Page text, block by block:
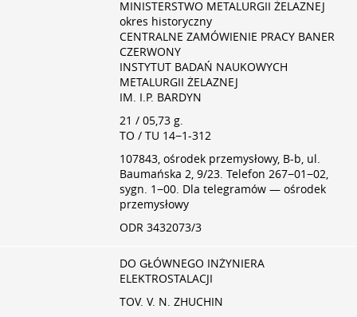
MINISTERSTWO METALURGII ŻELAZNEJ
okres historyczny
CENTRALNE ZAMÓWIENIE PRACY BANER
CZERWONY
INSTYTUT BADAŃ NAUKOWYCH
METALURGII ŻELAZNEJ
IM. I.P. BARDYN
21 / 05,73 g.
TO / TU 14−1-312
107843, ośrodek przemysłowy, B-b, ul.
Baumańska 2, 9/23. Telefon 267−01−02,
sygn. 1−00. Dla telegramów — ośrodek
przemysłowy
ODR 3432073/3
DO GŁÓWNEGO INŻYNIERA
ELEKTROSTALACJI
TOV. V. N. ZHUCHIN